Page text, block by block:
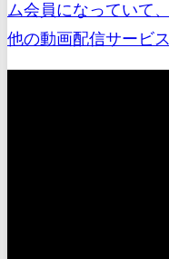
ム会員になっていて
他の動画配信サービ